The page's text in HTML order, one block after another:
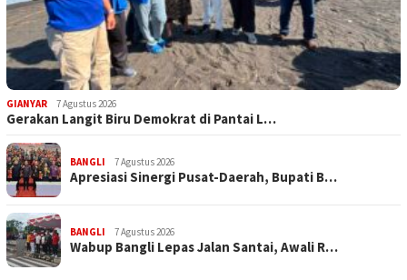
GIANYAR 7 Agustus 2026
Gerakan Langit Biru Demokrat di Pantai L…
BANGLI 7 Agustus 2026
Apresiasi Sinergi Pusat-Daerah, Bupati B…
BANGLI 7 Agustus 2026
Wabup Bangli Lepas Jalan Santai, Awali R…